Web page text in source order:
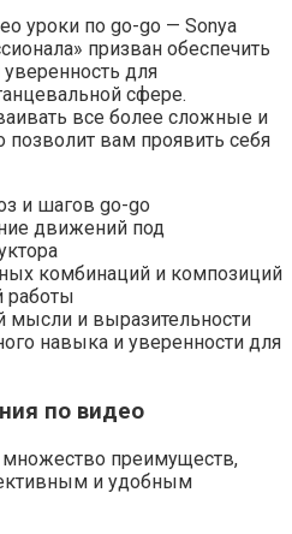
уроки по go-go — Sonya
призван обеспечить
для
сфере.
все более сложные и
вам проявить себя
и шагов go-go
движений под
комбинаций и композиций
работы
мысли и выразительности
навыка и уверенности для
по видео
преимуществ,
и удобным